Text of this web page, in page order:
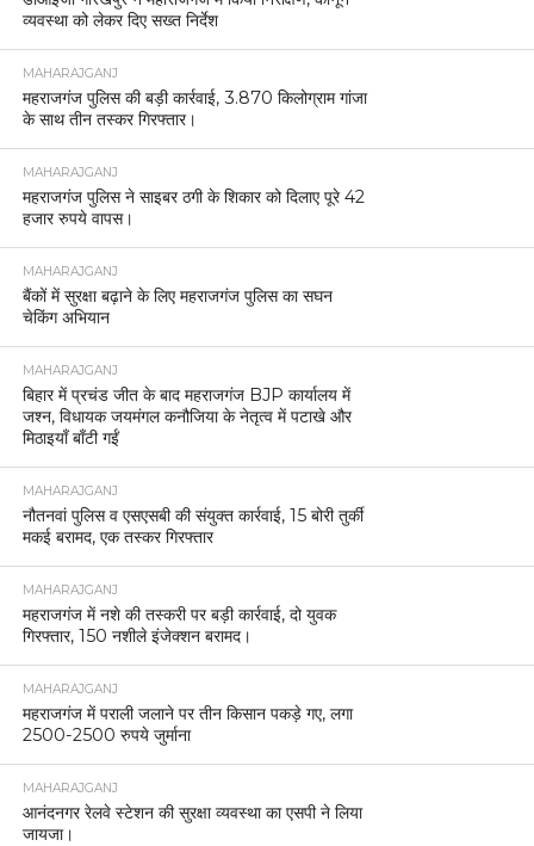
व्यवस्था को लेकर दिए सख्त निर्देश
MAHARAJGANJ
महराजगंज पुलिस की बड़ी कार्रवाई, 3.870 किलोग्राम गांजा
के साथ तीन तस्कर गिरफ्तार।
MAHARAJGANJ
महराजगंज पुलिस ने साइबर ठगी के शिकार को दिलाए पूरे 42
हजार रुपये वापस।
MAHARAJGANJ
बैंकों में सुरक्षा बढ़ाने के लिए महराजगंज पुलिस का सघन
चेकिंग अभियान
MAHARAJGANJ
बिहार में प्रचंड जीत के बाद महराजगंज BJP कार्यालय में
जश्न, विधायक जयमंगल कनौजिया के नेतृत्व में पटाखे और
मिठाइयाँ बाँटी गईं
MAHARAJGANJ
नौतनवां पुलिस व एसएसबी की संयुक्त कार्रवाई, 15 बोरी तुर्की
मकई बरामद, एक तस्कर गिरफ्तार
MAHARAJGANJ
महराजगंज में नशे की तस्करी पर बड़ी कार्रवाई, दो युवक
गिरफ्तार, 150 नशीले इंजेक्शन बरामद।
MAHARAJGANJ
महराजगंज में पराली जलाने पर तीन किसान पकड़े गए, लगा
2500-2500 रुपये जुर्माना
MAHARAJGANJ
आनंदनगर रेलवे स्टेशन की सुरक्षा व्यवस्था का एसपी ने लिया
जायजा।